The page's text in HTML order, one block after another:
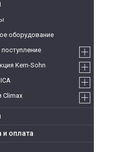
оборудование
Kern-Sohn
Climax
и оплата